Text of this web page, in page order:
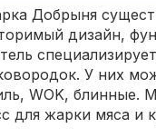
Добрыня
дизайн,
У них
WOK, блинные.
для жарки мяса и